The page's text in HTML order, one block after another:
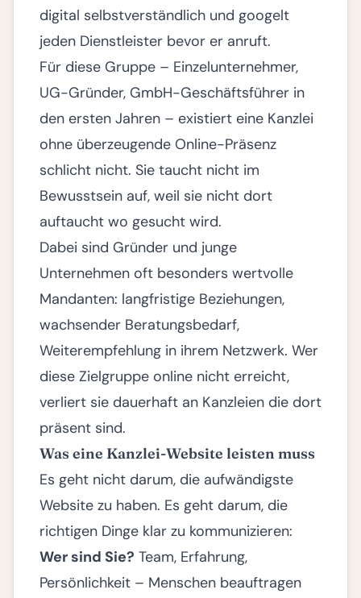
digital selbstverständlich und googelt
jeden Dienstleister bevor er anruft.
Für diese Gruppe – Einzelunternehmer,
UG-Gründer, GmbH-Geschäftsführer in
den ersten Jahren – existiert eine Kanzlei
ohne überzeugende Online-Präsenz
schlicht nicht. Sie taucht nicht im
Bewusstsein auf, weil sie nicht dort
auftaucht wo gesucht wird.
Dabei sind Gründer und junge
Unternehmen oft besonders wertvolle
Mandanten: langfristige Beziehungen,
wachsender Beratungsbedarf,
Weiterempfehlung in ihrem Netzwerk. Wer
diese Zielgruppe online nicht erreicht,
verliert sie dauerhaft an Kanzleien die dort
präsent sind.
Was eine Kanzlei-Website leisten muss
Es geht nicht darum, die aufwändigste
Website zu haben. Es geht darum, die
richtigen Dinge klar zu kommunizieren:
Wer sind Sie? Team, Erfahrung,
Persönlichkeit – Menschen beauftragen